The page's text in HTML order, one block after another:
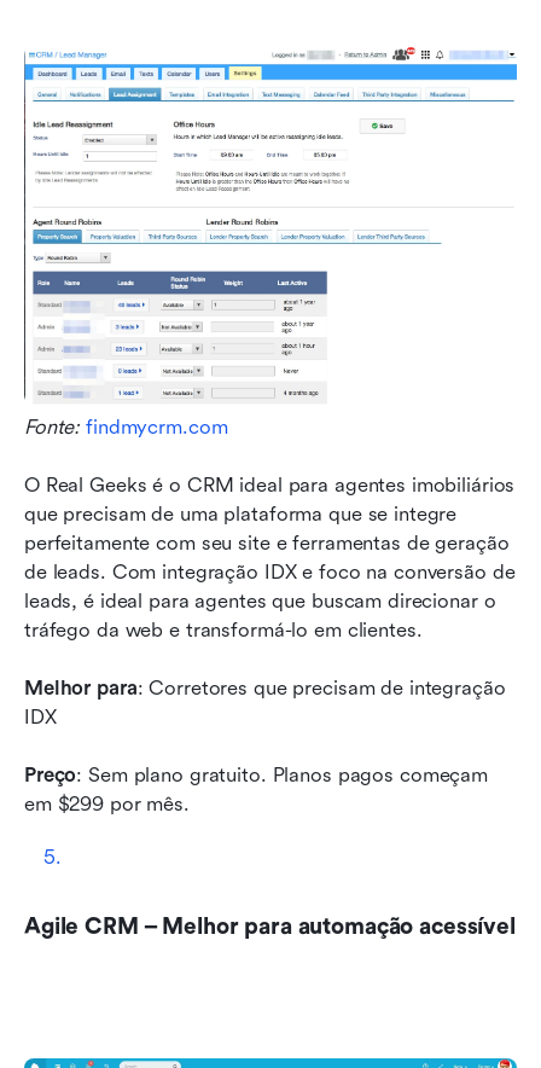
Fonte: findmycrm.com
O Real Geeks é o CRM ideal para agentes imobiliários
que precisam de uma plataforma que se integre
perfeitamente com seu site e ferramentas de geração
de leads. Com integração IDX e foco na conversão de
leads, é ideal para agentes que buscam direcionar o
tráfego da web e transformá-lo em clientes.
Melhor para: Corretores que precisam de integração
IDX
Preço: Sem plano gratuito. Planos pagos começam
em $299 por mês.
Agile CRM – Melhor para automação acessível